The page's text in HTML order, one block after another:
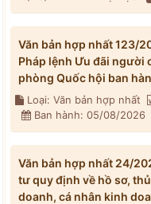
Văn bản hợp nhất 123/
Pháp lệnh Ưu đãi người
phòng Quốc hội ban
Loại: Văn bản hợp nhất
Ban hành: 05/08/2026
Văn bản hợp nhất 24/
tư quy định về hồ sơ,
doanh, cá nhân kinh